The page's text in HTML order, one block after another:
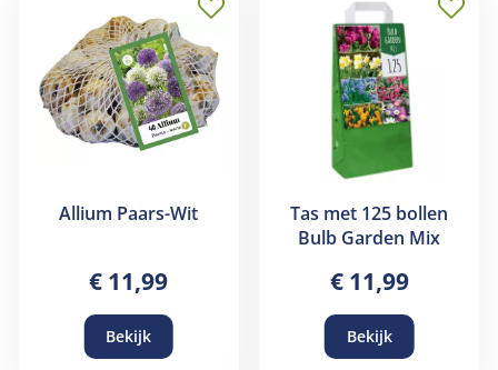
Allium Paars-Wit
€ 11,99
Bekijk
Tas met 125 bollen
Bulb Garden Mix
€ 11,99
Bekijk